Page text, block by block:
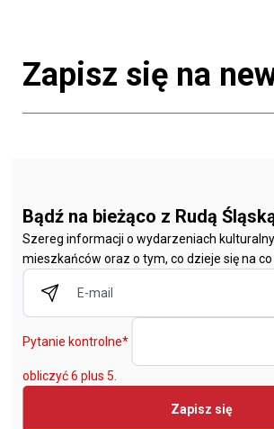
Zapisz się na
Bądź na bieżąco z Rudą
Szereg informacji o wydarzeniach
mieszkańców oraz o tym, co dzieje się na
Pytanie kontrolne*
obliczyć 6 plus 5.
Zapisz się